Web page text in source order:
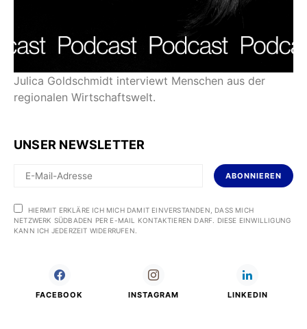
Julica Goldschmidt interviewt Menschen aus der
regionalen Wirtschaftswelt.
UNSER NEWSLETTER
ABONNIEREN
HIERMIT ERKLÄRE ICH MICH DAMIT EINVERSTANDEN, DASS MICH
NETZWERK SÜDBADEN PER E-MAIL KONTAKTIEREN DARF. DIESE EINWILLIGUNG
KANN ICH JEDERZEIT WIDERRUFEN.
FACEBOOK INSTAGRAM LINKEDIN